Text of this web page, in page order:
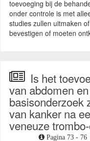
toevoeging bij de
onder controle is met
studies zullen uitmaken
bevestigen of moeten
Is het
van abdomen
basisonderzoek
van kanker na
veneuze
Pagina 73 - 76